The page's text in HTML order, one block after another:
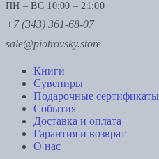
ПН – ВС 10:00 – 21:00
+7 (343) 361-68-07
sale@piotrovsky.store
Книги
Сувениры
Подарочные сертификаты
События
Доставка и оплата
Гарантия и возврат
О нас